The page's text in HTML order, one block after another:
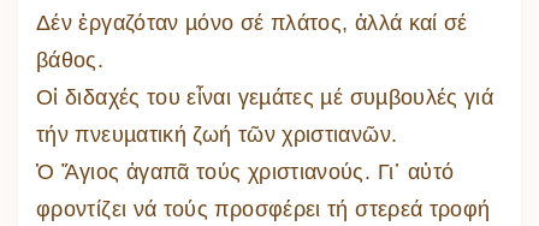
Δέν ἐργαζόταν µόνο σέ πλάτος, ἀλλά καί σέ
βάθος.
Οἱ διδαχές του εἶναι γεµάτες µέ συµβουλές γιά
τήν πνευµατική ζωή τῶν χριστιανῶν.
Ὁ Ἅγιος ἀγαπᾶ τούς χριστιανούς. Γι᾽ αὐτό
φροντίζει νά τούς προσφέρει τή στερεά τροφή